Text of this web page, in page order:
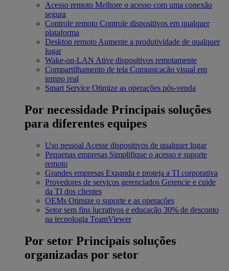
Acesso remoto Melhore o acesso com uma conexão
segura
Controle remoto Controle dispositivos em qualquer
plataforma
Desktop remoto Aumente a produtividade de qualquer
lugar
Wake-on-LAN Ative dispositivos remotamente
Compartilhamento de tela Comunicação visual em
tempo real
Smart Service Otimize as operações pós-venda
Por necessidade Principais soluções
para diferentes equipes
Uso pessoal Acesse dispositivos de qualquer lugar
Pequenas empresas Simplifique o acesso e suporte
remoto
Grandes empresas Expanda e proteja a TI corporativa
Provedores de serviços gerenciados Gerencie e cuide
da TI dos clientes
OEMs Otimize o suporte e as operações
Setor sem fins lucrativos e educação 30% de desconto
na tecnologia TeamViewer
Por setor Principais soluções
organizadas por setor